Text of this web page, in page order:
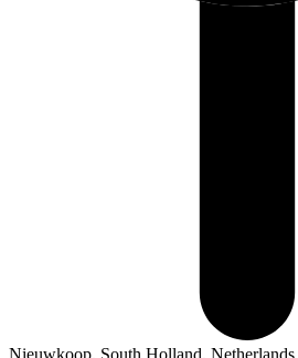
Nieuwkoop, South Holland, Netherlands